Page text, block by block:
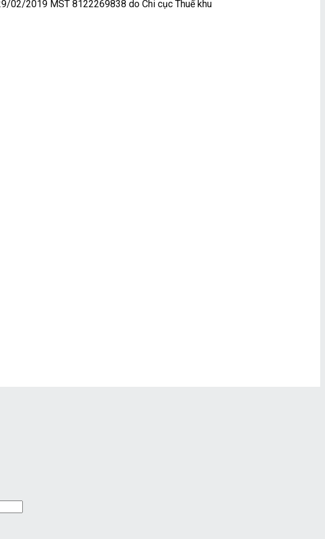
02/2019 MST 8122269838 do Chi cục Thuế khu